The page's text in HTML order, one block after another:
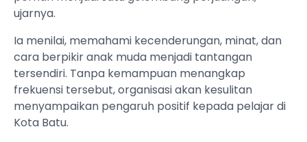
ujarnya.
Ia menilai, memahami kecenderungan, minat, dan
cara berpikir anak muda menjadi tantangan
tersendiri. Tanpa kemampuan menangkap
frekuensi tersebut, organisasi akan kesulitan
menyampaikan pengaruh positif kepada pelajar di
Kota Batu.